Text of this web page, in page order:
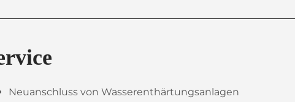
Neuanschluss von Wasserenthärtungsanlagen